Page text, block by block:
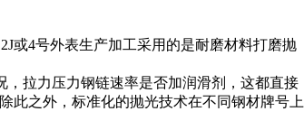
或4号外表生产加工采用的是耐磨材料打磨抛
拉力压力钢链速率是否加润滑剂，这都直接
此之外，标准化的抛光技术在不同钢材牌号上